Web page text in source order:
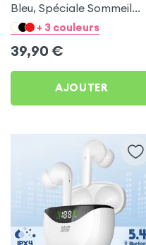
Bleu, Spéciale Sommeil
pour Xiaomi Redmi A5
+ 3 couleurs
39,90 €
AJOUTER